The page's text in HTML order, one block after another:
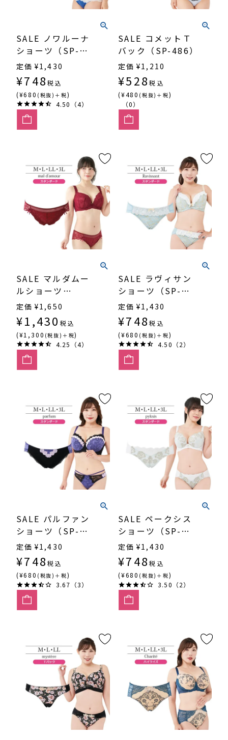
SALE ノワルーナ
ショーツ（SP-
527）
定価 ¥1,430
¥748税込
(¥680 (税抜)＋税)
4.50（4）
SALE コメットＴ
バック（SP-486）
定価 ¥1,210
¥528税込
(¥480 (税抜)＋税)
（0）
SALE マルダムー
ルショーツ
（SP582）
定価 ¥1,650
¥1,430 税込
(¥1,300 (税抜)＋税)
4.25（4）
SALE ラヴィサン
ショーツ（SP-
563）
定価 ¥1,430
¥748税込
(¥680 (税抜)＋税)
4.50（2）
SALE パルファン
ショーツ（SP-
559）
定価 ¥1,430
¥748税込
(¥680 (税抜)＋税)
3.67（3）
SALE ペークシス
ショーツ（SP-
560）
定価 ¥1,430
¥748税込
(¥680 (税抜)＋税)
3.50（2）